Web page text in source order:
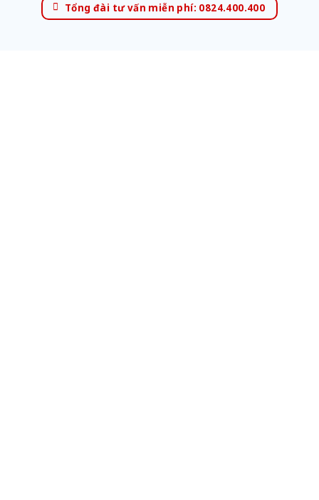
Tổng đài tư vấn miễn phí: 0824.400.400